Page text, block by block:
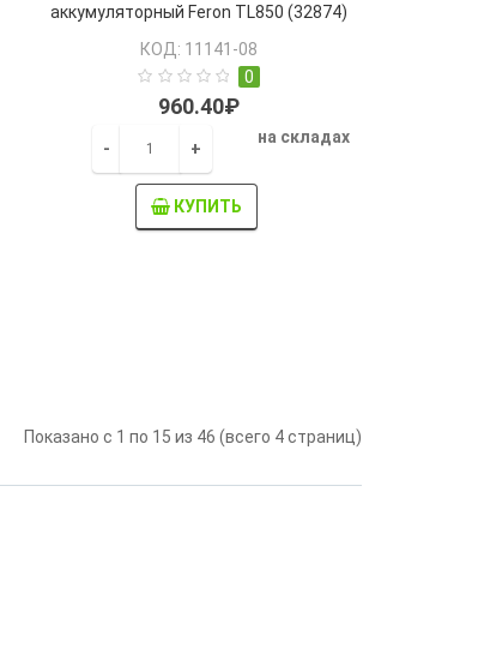
аккумуляторный Feron TL850 (32874)
КОД: 11141-08
0
960.40₽
- +
на складах
КУПИТЬ
Показано с 1 по 15 из 46 (всего 4 страниц)